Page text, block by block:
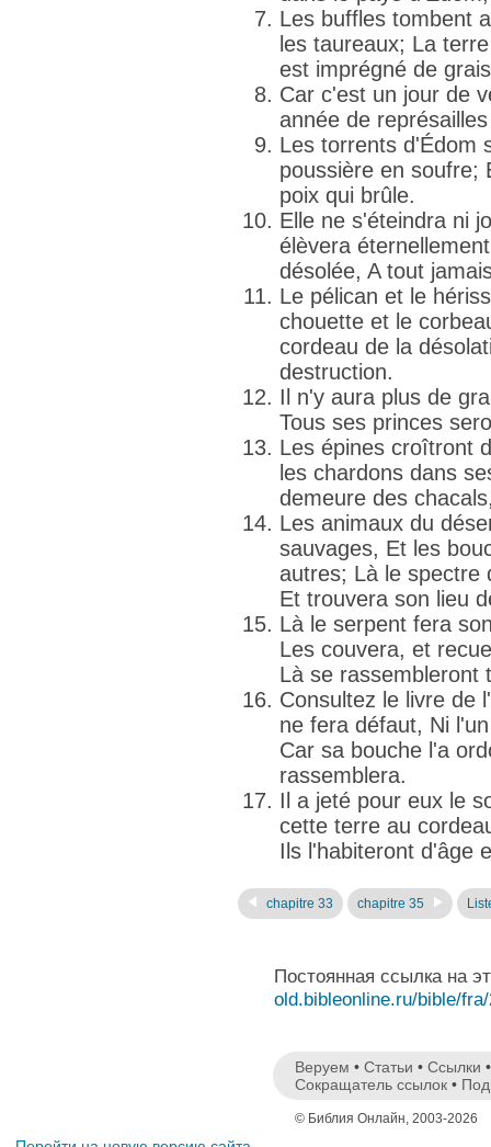
Les buffles tombent
les taureaux; La
est imprégné de
Car c'est un jour de
année de
Les torrents d'Édom
poussière en soufre;
poix qui brûle.
Elle ne s'éteindra ni
élèvera
désolée, A tout
Le pélican et le
chouette et le
cordeau de la
destruction.
Il n'y aura plus de
Tous ses princes
Les épines croîtront
les chardons dans
demeure des
Les animaux du
sauvages, Et les
autres; Là le spectre
Et trouvera son lieu
Là le serpent fera
Les couvera, et
Là se rassembleront
Consultez le livre de
ne fera défaut, Ni
Car sa bouche l'a
rassemblera.
Il a jeté pour eux le
cette terre au
Ils l'habiteront d'âge
chapitre 33 chapitre 35
Постоянная ссылка на
old.bibleonline.ru/bible/
Веруем • Статьи • Ссылки
Сокращатель ссылок •
© Библия Онлайн, 2003-2026